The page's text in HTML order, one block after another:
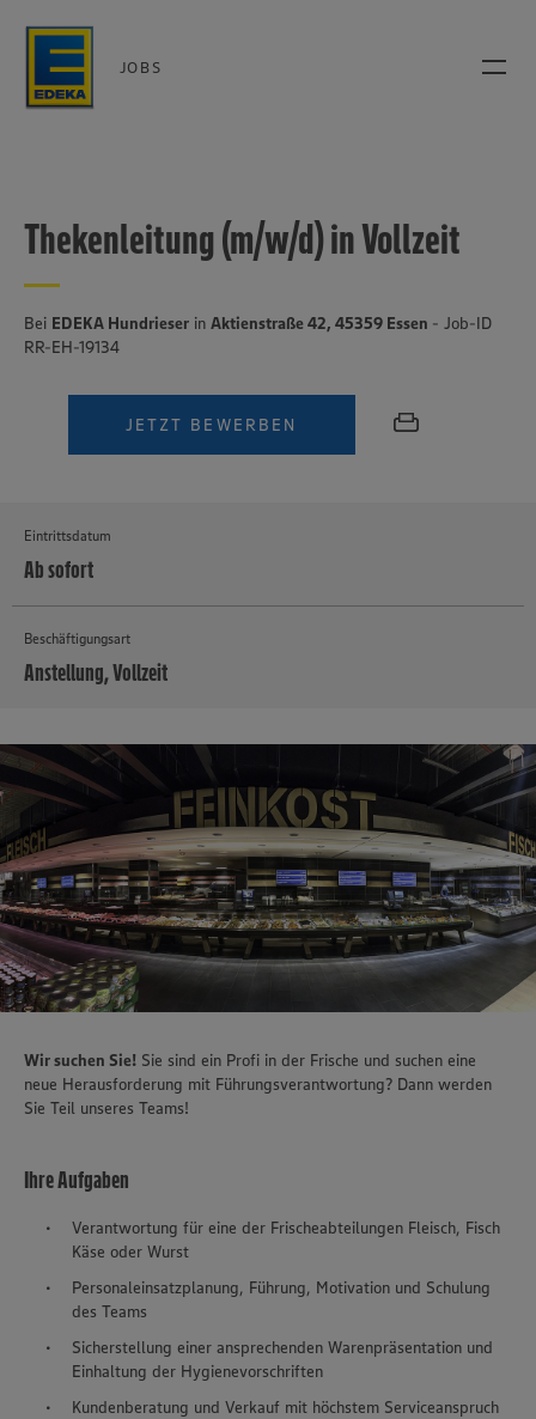
JOBS
Thekenleitung (m/w/d) in Vollzeit
Bei EDEKA Hundrieser in Aktienstraße 42, 45359 Essen - Job-ID
RR-EH-19134
JETZT BEWERBEN
Eintrittsdatum
Ab sofort
Beschäftigungsart
Anstellung, Vollzeit
Wir suchen Sie! Sie sind ein Profi in der Frische und suchen eine
neue Herausforderung mit Führungsverantwortung? Dann werden
Sie Teil unseres Teams!
Ihre Aufgaben
Verantwortung für eine der Frischeabteilungen Fleisch, Fisch
Käse oder Wurst
Personaleinsatzplanung, Führung, Motivation und Schulung
des Teams
Sicherstellung einer ansprechenden Warenpräsentation und
Einhaltung der Hygienevorschriften
Kundenberatung und Verkauf mit höchstem Serviceanspruch